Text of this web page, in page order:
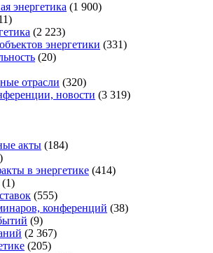
энергетика (1 900)
(2 223)
энергетики (331)
(20)
отрасли (320)
новости (3 319)
акты (184)
в энергетике (414)
(1)
(555)
конференций (38)
(9)
(2 367)
(205)